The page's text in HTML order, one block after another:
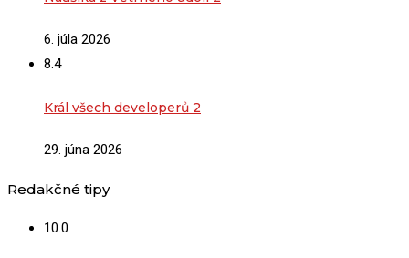
6. júla 2026
8.4
Král všech developerů 2
29. júna 2026
Redakčné tipy
10.0